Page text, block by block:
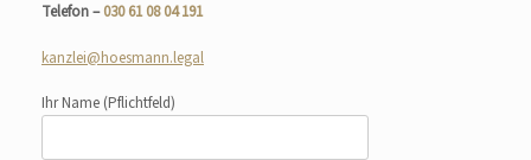
Telefon –030 61 08 04 191
kanzlei@hoesmann.legal
Ihr Name (Pflichtfeld)